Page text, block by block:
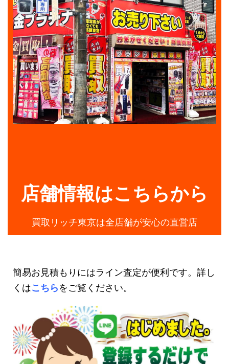
店舗情報はこちらから
買取リッチ東京は全店舗が安心の直営店
簡易お見積もりにはライン査定が便利です。詳し
くはこちらをご覧ください。